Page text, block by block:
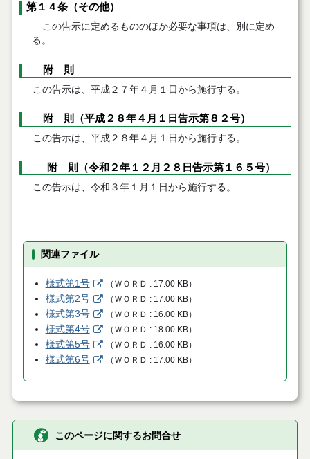
第１４条（その他）
この告示に定めるもののほか必要な事項は、別に定め
る。
附 則
この告示は、平成２７年４月１日から施行する。
附 則（平成２８年４月１日告示第８２号）
この告示は、平成２８年４月１日から施行する。
附 則（令和２年１２月２８日告示第１６５号）
この告示は、令和３年１月１日から施行する。
関連ファイル
様式第1号 （ ＷＯＲＤ 17.00 KB）
様式第2号 （ ＷＯＲＤ 17.00 KB）
様式第3号 （ ＷＯＲＤ 16.00 KB）
様式第4号 （ ＷＯＲＤ 18.00 KB）
様式第5号 （ ＷＯＲＤ 16.00 KB）
様式第6号 （ ＷＯＲＤ 17.00 KB）
このページに関するお問合せ